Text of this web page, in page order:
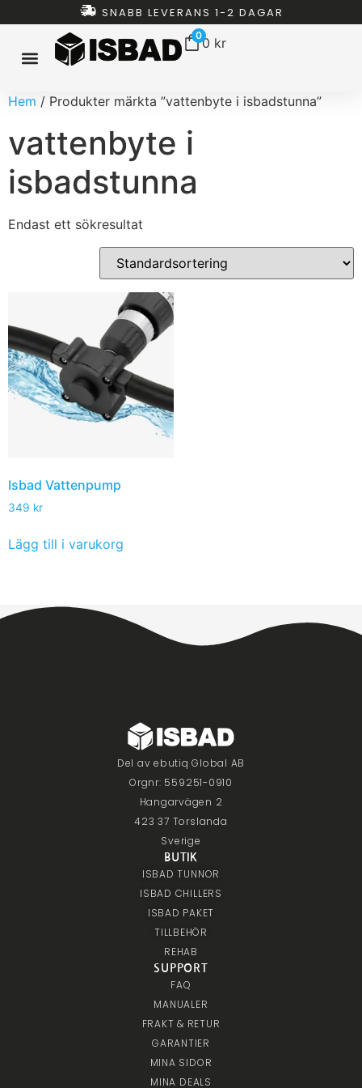
SNABB LEVERANS 1-2 DAGAR
00 kr
Hem / Produkter märkta ”vattenbyte i isbadstunna”
vattenbyte i
isbadstunna
Endast ett sökresultat
Isbad Vattenpump
349 kr
Lägg till i varukorg
Del av ebutiq Global AB
Orgnr: 559251-0910
Hangarvägen 2
423 37 Torslanda
Sverige
BUTIK
ISBAD TUNNOR
ISBAD CHILLERS
ISBAD PAKET
TILLBEHÖR
REHAB
SUPPORT
FAQ
MANUALER
FRAKT & RETUR
GARANTIER
MINA SIDOR
MINA DEALS